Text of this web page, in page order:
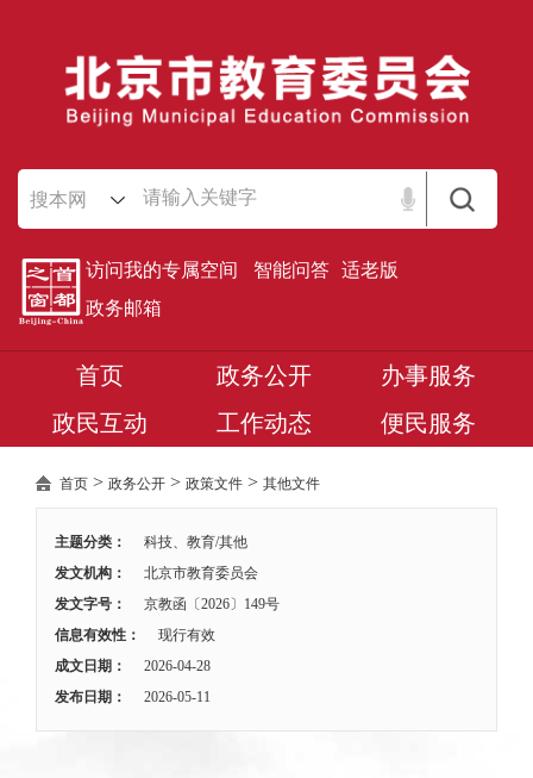
搜本网
访问我的专属空间 智能问答 适老版
政务邮箱
首页 政务公开
办事服务
政民互动
工作动态 便民服务
首页 > 政务公开 > 政策文件 > 其他文件
主题分类：
科技、教育/其他
发文机构：
北京市教育委员会
发文字号：
京教函〔2026〕149号
信息有效性：
现行有效
成文日期：
2026-04-28
发布日期：
2026-05-11